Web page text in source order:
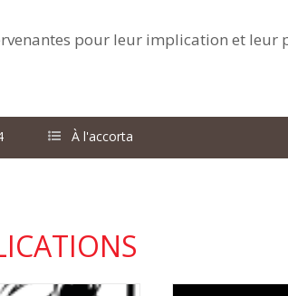
pour leur implication et leur
À l'accorta